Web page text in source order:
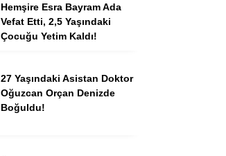
Facebook
Hemşire Esra Bayram Ada
Vefat Etti, 2,5 Yaşındaki
Çocuğu Yetim Kaldı!
27 Yaşındaki Asistan Doktor
Oğuzcan Orçan Denizde
Boğuldu!